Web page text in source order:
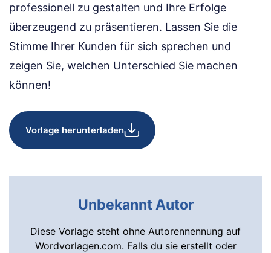
professionell zu gestalten und Ihre Erfolge
überzeugend zu präsentieren. Lassen Sie die
Stimme Ihrer Kunden für sich sprechen und
zeigen Sie, welchen Unterschied Sie machen
können!
Vorlage herunterladen
Unbekannt Autor
Diese Vorlage steht ohne Autorennennung auf
Wordvorlagen.com. Falls du sie erstellt oder